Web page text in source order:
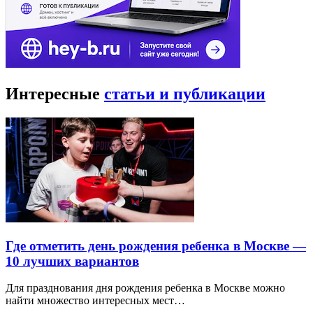
Интересные статьи и публикации
Где отметить день рождения ребенка в Москве —
10 лучших вариантов
Для празднования дня рождения ребенка в Москве можно
найти множество интересных мест…